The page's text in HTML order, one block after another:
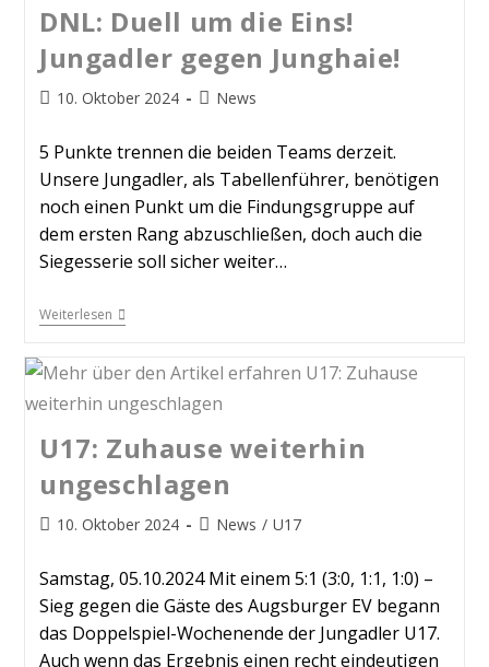
DNL: Duell um die Eins!
Jungadler gegen Junghaie!
10. Oktober 2024 News
5 Punkte trennen die beiden Teams derzeit.
Unsere Jungadler, als Tabellenführer, benötigen
noch einen Punkt um die Findungsgruppe auf
dem ersten Rang abzuschließen, doch auch die
Siegesserie soll sicher weiter…
Weiterlesen
U17: Zuhause weiterhin
ungeschlagen
10. Oktober 2024 News / U17
Samstag, 05.10.2024 Mit einem 5:1 (3:0, 1:1, 1:0) –
Sieg gegen die Gäste des Augsburger EV begann
das Doppelspiel-Wochenende der Jungadler U17.
Auch wenn das Ergebnis einen recht eindeutigen